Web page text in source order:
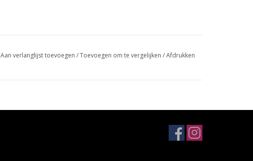
Aan verlanglijst toevoegen /Toevoegen om te vergelijken /Afdrukken